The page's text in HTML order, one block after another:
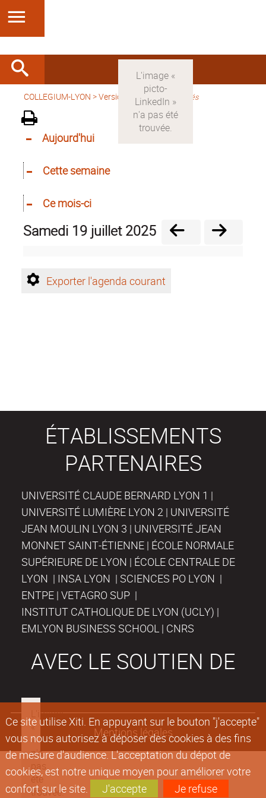
Ce site utilise Xiti. En appuyant sur le bouton "j'accepte"
vous nous autorisez à déposer des cookies à des fins
de mesure d'audience. L'acceptation du dépot de
cookies, est notre unique moyen pour améliorer votre
confort sur le site.
J'accepte Je refuse
COLLEGIUM-LYON >Version française> Activités
Aujourd'hui
Cette semaine
Ce mois-ci
samedi 19 juillet 2025
Exporter l'agenda courant
ÉTABLISSEMENTS
PARTENAIRES
UNIVERSITÉ CLAUDE BERNARD LYON 1 |
UNIVERSITÉ LUMIÈRE LYON 2 | UNIVERSITÉ
JEAN MOULIN LYON 3 | UNIVERSITÉ JEAN
MONNET SAINT-ÉTIENNE | ÉCOLE NORMALE
SUPÉRIEURE DE LYON | ÉCOLE CENTRALE DE
LYON | INSA LYON | SCIENCES PO LYON |
ENTPE | VETAGRO SUP |
INSTITUT CATHOLIQUE DE LYON (UCLY) |
EMLYON BUSINESS SCHOOL | CNRS
AVEC LE SOUTIEN DE
Mentions légales